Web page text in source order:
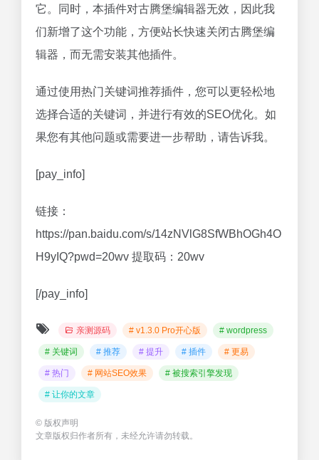
它。同时，本插件对古腾堡编辑器无效，因此我
们新增了这个功能，方便站长快速关闭古腾堡编
辑器，而无需安装其他插件。
通过使用热门关键词推荐插件，您可以更轻松地
选择合适的关键词，并进行有效的SEO优化。如
果您有其他问题或需要进一步帮助，请告诉我。
[pay_info]
链接：
https://pan.baidu.com/s/14zNVlG8SfWBhOGh4O
H9yIQ?pwd=20wv 提取码：20wv
[/pay_info]
亲测源码 # v1.3.0 Pro开心版 # wordpress
# 关键词 # 推荐 # 提升 # 插件 # 更易
# 热门 # 网站SEO效果 # 被搜索引擎发现
# 让你的文章
© 版权声明
文章版权归作者所有，未经允许请勿转载。